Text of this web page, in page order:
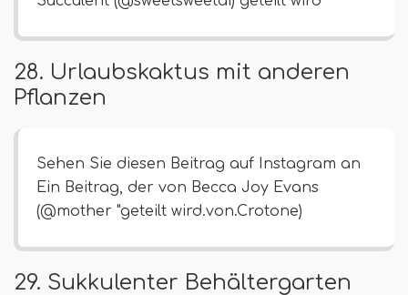
28. Urlaubskaktus mit anderen
Pflanzen
Sehen Sie diesen Beitrag auf Instagram an
Ein Beitrag, der von Becca Joy Evans
(@mother "geteilt wird.von.Crotone)
29. Sukkulenter Behältergarten